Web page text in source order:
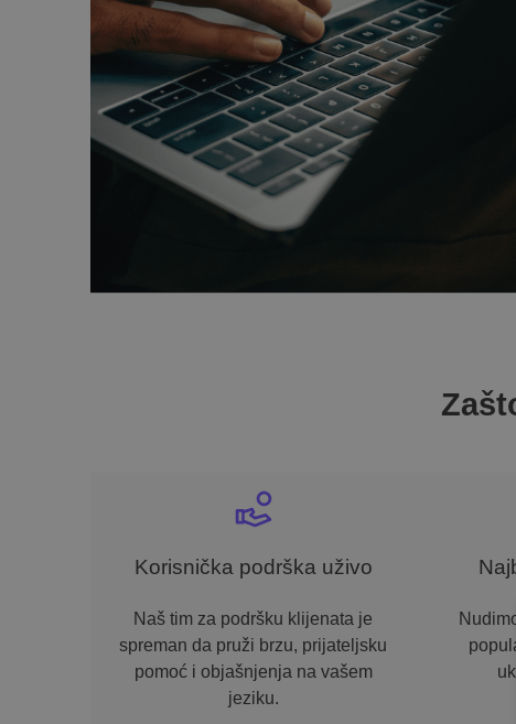
Korisnička podrška uživo
Naš tim za podršku klijenata je
spreman da pruži brzu, prijateljsku
pomoć i objašnjenja na vašem
jeziku.